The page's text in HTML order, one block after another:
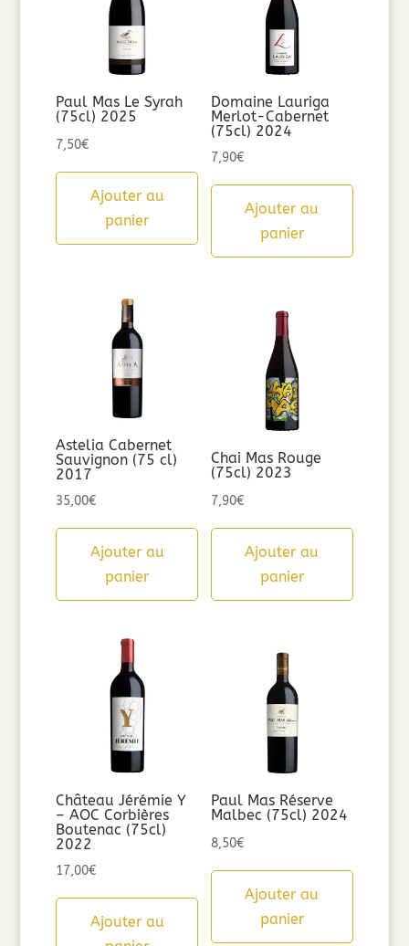
Paul Mas Le Syrah
(75cl) 2025
7,50€
Ajouter au
panier
Domaine Lauriga
Merlot-Cabernet
(75cl) 2024
7,90€
Ajouter au
panier
Astelia Cabernet
Sauvignon (75 cl)
2017
35,00€
Ajouter au
panier
Chai Mas Rouge
(75cl) 2023
7,90€
Ajouter au
panier
Château Jérémie Y
– AOC Corbières
Boutenac (75cl)
2022
17,00€
Ajouter au
Paul Mas Réserve
Malbec (75cl) 2024
8,50€
Ajouter au
panier